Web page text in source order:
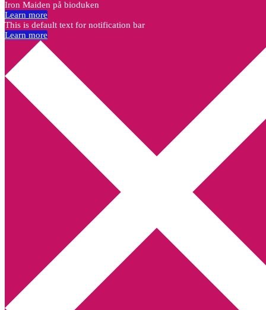
Iron Maiden på bioduken
Learn more
This is default text for notification bar
Learn more